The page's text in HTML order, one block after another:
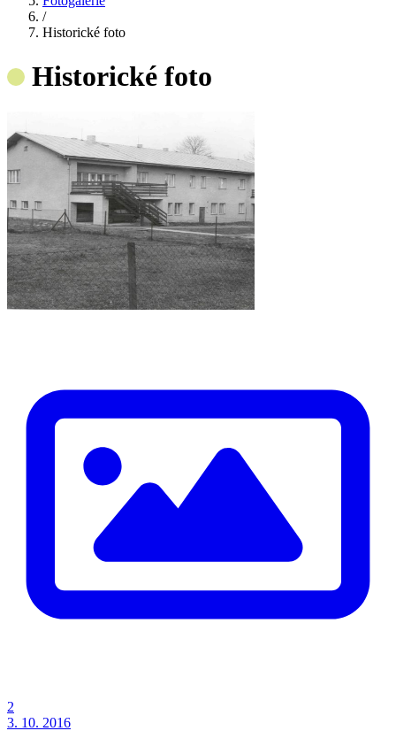
/
Historické foto
Historické foto
2
3. 10. 2016